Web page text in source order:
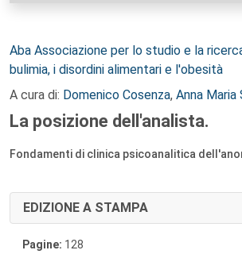
Autori:
Aba Associazione per lo studio e la
bulimia, i disordini alimentari e l'obesità
A cura di: Domenico Cosenza, Anna Maria
La posizione dell'analista.
Fondamenti di clinica psicoanalitica
EDIZIONE A STAMPA
Pagine: 128